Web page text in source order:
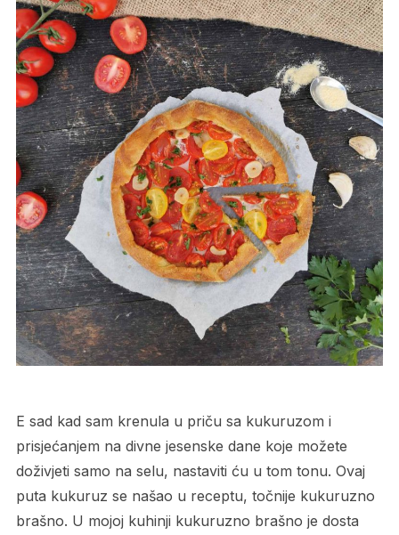
E sad kad sam krenula u priču sa kukuruzom i
prisjećanjem na divne jesenske dane koje možete
doživjeti samo na selu, nastaviti ću u tom tonu. Ovaj
puta kukuruz se našao u receptu, točnije kukuruzno
brašno. U mojoj kuhinji kukuruzno brašno je dosta